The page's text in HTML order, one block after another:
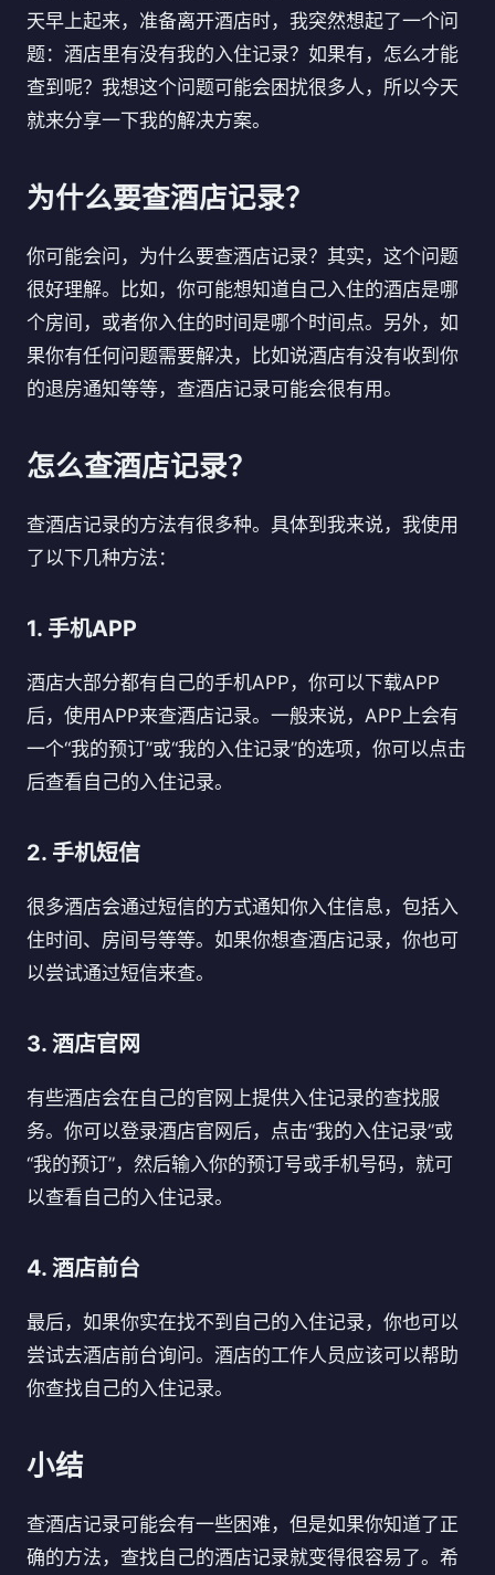
天早上起来，准备离开酒店时，我突然想起了一个问
题：酒店里有没有我的入住记录？如果有，怎么才能
查到呢？我想这个问题可能会困扰很多人，所以今天
就来分享一下我的解决方案。
为什么要查酒店记录？
你可能会问，为什么要查酒店记录？其实，这个问题
很好理解。比如，你可能想知道自己入住的酒店是哪
个房间，或者你入住的时间是哪个时间点。另外，如
果你有任何问题需要解决，比如说酒店有没有收到你
的退房通知等等，查酒店记录可能会很有用。
怎么查酒店记录？
查酒店记录的方法有很多种。具体到我来说，我使用
了以下几种方法：
1. 手机APP
酒店大部分都有自己的手机APP，你可以下载APP
后，使用APP来查酒店记录。一般来说，APP上会有
一个“我的预订”或“我的入住记录”的选项，你可以点击
后查看自己的入住记录。
2. 手机短信
很多酒店会通过短信的方式通知你入住信息，包括入
住时间、房间号等等。如果你想查酒店记录，你也可
以尝试通过短信来查。
3. 酒店官网
有些酒店会在自己的官网上提供入住记录的查找服
务。你可以登录酒店官网后，点击“我的入住记录”或
“我的预订”，然后输入你的预订号或手机号码，就可
以查看自己的入住记录。
4. 酒店前台
最后，如果你实在找不到自己的入住记录，你也可以
尝试去酒店前台询问。酒店的工作人员应该可以帮助
你查找自己的入住记录。
小结
查酒店记录可能会有一些困难，但是如果你知道了正
确的方法，查找自己的酒店记录就变得很容易了。希